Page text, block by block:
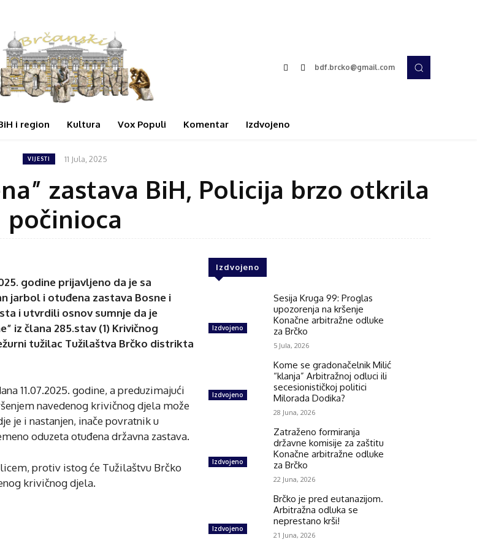
bdf.brcko@gmail.com
i region Kultura Vox Populi Komentar Izdvojeno
VIJESTI 11 Jula, 2025
zastava BiH, Policija brzo otkrila
počinioca
godine prijavljeno da je sa
jarbol i otuđena zastava Bosne i
i utvrdili osnov sumnje da je
iz člana 285.stav (1) Krivičnog
tužilac Tužilaštva Brčko distrikta
11.07.2025. godine, a preduzimajući
navedenog krivičnog djela može
je i nastanjen, inače povratnik u
oduzeta otuđena državna zastava.
protiv istog će Tužilaštvu Brčko
krivičnog djela.
Izdvojeno
Izdvojeno
Sesija Kruga 99: Proglas
upozorenja na kršenje
Konačne arbitražne odluke
za Brčko
5 Jula, 2026
Izdvojeno
Kome se gradonačelnik Milić
“klanja” Arbitražnoj odluci ili
secesionističkoj politici
Milorada Dodika?
28 Juna, 2026
Izdvojeno
Zatraženo formiranja
državne komisije za zaštitu
Konačne arbitražne odluke
za Brčko
22 Juna, 2026
Izdvojeno
Brčko je pred eutanazijom.
Arbitražna odluka se
neprestano krši!
21 Juna, 2026